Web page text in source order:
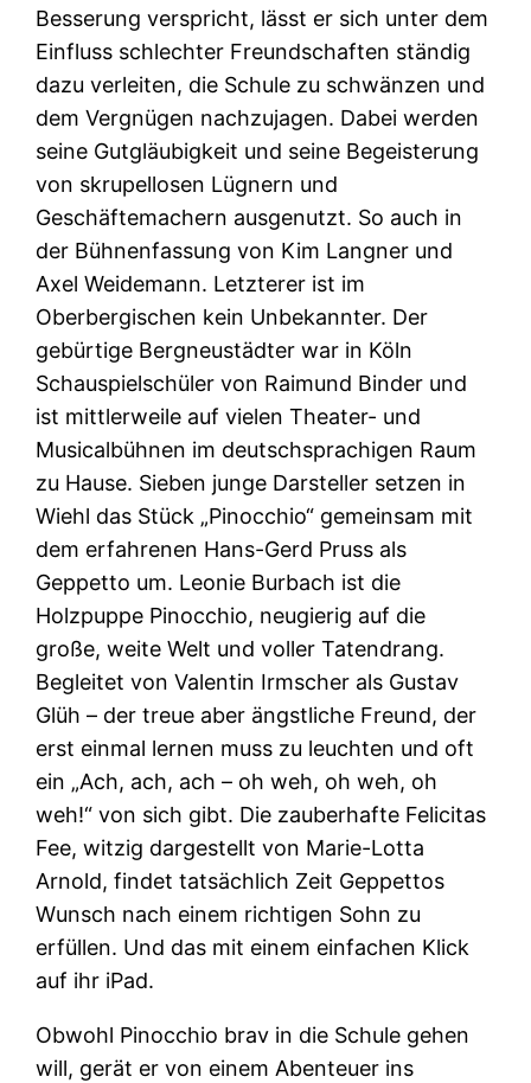
Besserung verspricht, lässt er sich unter dem
Einfluss schlechter Freundschaften ständig
dazu verleiten, die Schule zu schwänzen und
dem Vergnügen nachzujagen. Dabei werden
seine Gutgläubigkeit und seine Begeisterung
von skrupellosen Lügnern und
Geschäftemachern ausgenutzt. So auch in
der Bühnenfassung von Kim Langner und
Axel Weidemann. Letzterer ist im
Oberbergischen kein Unbekannter. Der
gebürtige Bergneustädter war in Köln
Schauspielschüler von Raimund Binder und
ist mittlerweile auf vielen Theater- und
Musicalbühnen im deutschsprachigen Raum
zu Hause. Sieben junge Darsteller setzen in
Wiehl das Stück „Pinocchio“ gemeinsam mit
dem erfahrenen Hans-Gerd Pruss als
Geppetto um. Leonie Burbach ist die
Holzpuppe Pinocchio, neugierig auf die
große, weite Welt und voller Tatendrang.
Begleitet von Valentin Irmscher als Gustav
Glüh – der treue aber ängstliche Freund, der
erst einmal lernen muss zu leuchten und oft
ein „Ach, ach, ach – oh weh, oh weh, oh
weh!“ von sich gibt. Die zauberhafte Felicitas
Fee, witzig dargestellt von Marie-Lotta
Arnold, findet tatsächlich Zeit Geppettos
Wunsch nach einem richtigen Sohn zu
erfüllen. Und das mit einem einfachen Klick
auf ihr iPad.
Obwohl Pinocchio brav in die Schule gehen
will, gerät er von einem Abenteuer ins